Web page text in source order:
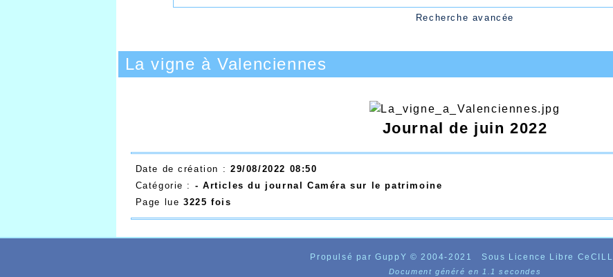
Recherche avancée
La vigne à Valenciennes
Journal de juin 2022
Date de création : 29/08/2022 08:50
Catégorie : - Articles du journal Caméra sur le patrimoine
Page lue 3225 fois
Propulsé par GuppY © 2004-2021 Sous Licence Libre CeCILL
Document généré en 1.1 secondes